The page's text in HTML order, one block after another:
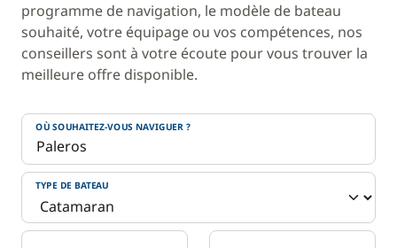
programme de navigation, le modèle de bateau
souhaité, votre équipage ou vos compétences, nos
conseillers sont à votre écoute pour vous trouver la
meilleure offre disponible.
OÙ SOUHAITEZ-VOUS NAVIGUER ?
TYPE DE BATEAU